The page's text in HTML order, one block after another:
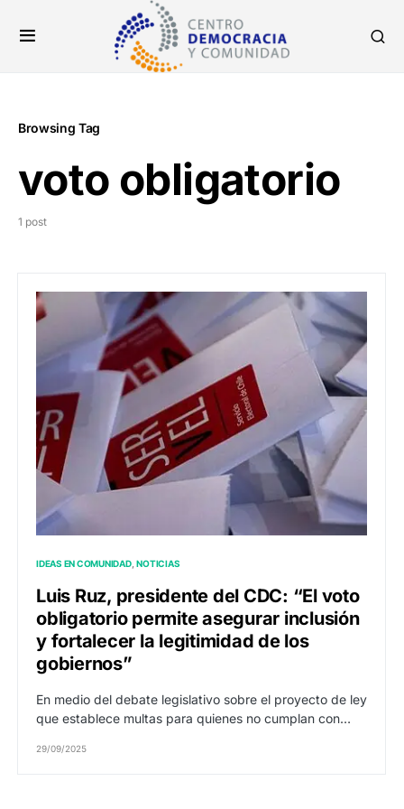
Browsing Tag
voto obligatorio
1 post
IDEAS EN COMUNIDAD NOTICIAS
Luis Ruz, presidente del CDC: “El voto
obligatorio permite asegurar inclusión
y fortalecer la legitimidad de los
gobiernos”
En medio del debate legislativo sobre el proyecto de ley
que establece multas para quienes no cumplan con…
29/09/2025